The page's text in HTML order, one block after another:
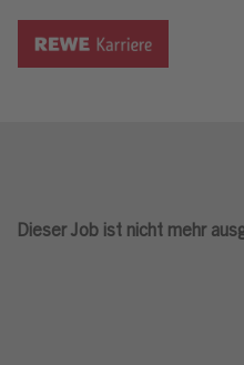
Dieser Job ist nicht mehr